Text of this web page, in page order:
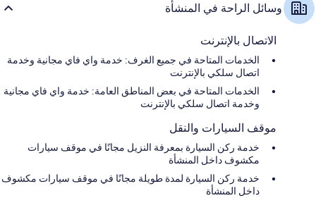
وسائل الراحة في المنشأة
الاتصال بالإنترنت
الخدمات المتاحة في جميع الغرف: خدمة واي فاي مجانية وخدمة
اتصال سلكي بالإنترنت
الخدمات المتاحة في بعض المناطق العامة: خدمة واي فاي مجانية
وخدمة اتصال سلكي بالإنترنت
موقف السيارات والنقل
خدمة ركن السيارة بمعرفة النزيل مجانًا في موقف سيارات
مكشوف داخل المنشأة
خدمة ركن السيارة لمدة طويلة مجانًا في موقف سيارات مكشوف
داخل المنشأة